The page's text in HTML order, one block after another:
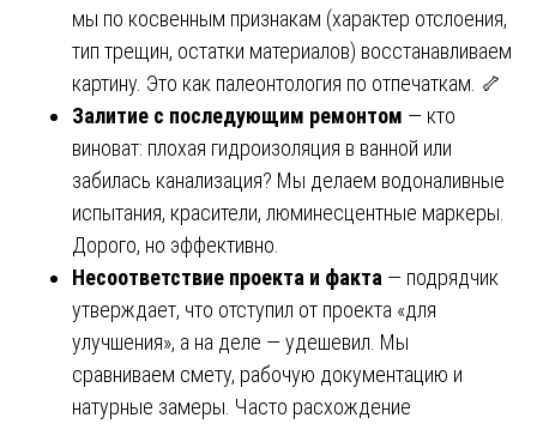
мы по косвенным признакам (характер отслоения,
тип трещин, остатки материалов) восстанавливаем
картину. Это как палеонтология по отпечаткам. 🦴
Залитие с последующим ремонтом — кто
виноват: плохая гидроизоляция в ванной или
забилась канализация? Мы делаем водоналивные
испытания, красители, люминесцентные маркеры.
Дорого, но эффективно.
Несоответствие проекта и факта — подрядчик
утверждает, что отступил от проекта «для
улучшения», а на деле — удешевил. Мы
сравниваем смету, рабочую документацию и
натурные замеры. Часто расхождение